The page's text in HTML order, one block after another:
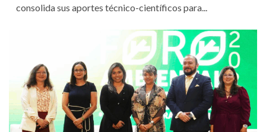
consolida sus aportes técnico-científicos para...